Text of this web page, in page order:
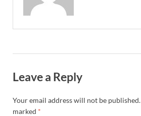
Leave a Reply
Your email address will not be published.
marked *